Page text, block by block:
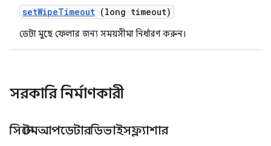
setWipeTimeout (long timeout)
ডেটা মুছে ফেলার জন্য সময়সীমা নির্ধারণ করুন।
সরকারি নির্মাণকারী
সিস্টেমআপডেটারডিভাইসফ্ল্যাশার